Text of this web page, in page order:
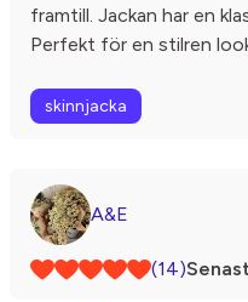
framtill. Jackan har en
Perfekt för en stilren
skinnjacka
A&E
(14)